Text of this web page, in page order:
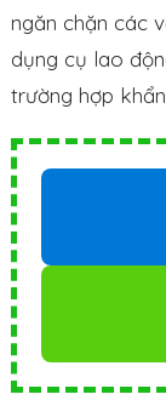
ngăn chặn các
dụng cụ lao
trường hợp